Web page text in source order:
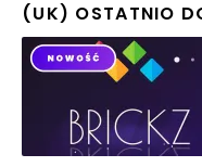
(UK) OSTATNIO